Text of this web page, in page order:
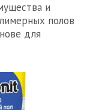
и
полов
для